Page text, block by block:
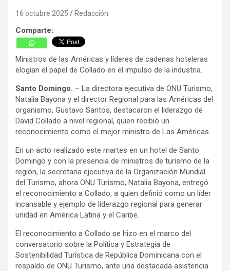
16 octubre 2025 Redacción
Comparte:
Ministros de las Américas y líderes de cadenas hoteleras
elogian el papel de Collado en el impulso de la industria.
Santo Domingo. – La directora ejecutiva de ONU Turismo,
Natalia Bayona y el director Regional para las Américas del
organismo, Gustavo Santos, destacaron el liderazgo de
David Collado a nivel regional, quien recibió un
reconocimiento como el mejor ministro de Las Américas.
En un acto realizado este martes en un hotel de Santo
Domingo y con la presencia de ministros de turismo de la
región, la secretaria ejecutiva de la Organización Mundial
del Turismo, ahora ONU Turismo, Natalia Bayona, entregó
el reconocimiento a Collado, a quien definió como un líder
incansable y ejemplo de liderazgo regional para generar
unidad en América Latina y el Caribe.
El reconocimiento a Collado se hizo en el marco del
conversatorio sobre la Política y Estrategia de
Sostenibilidad Turística de República Dominicana con el
respaldo de ONU Turismo, ante una destacada asistencia